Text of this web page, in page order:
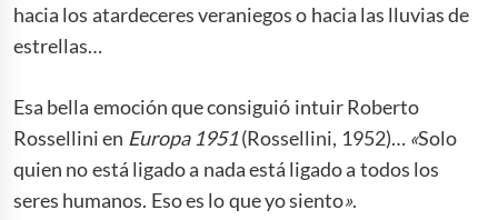
hacia los atardeceres veraniegos o hacia las lluvias de
estrellas…
Esa bella emoción que consiguió intuir Roberto
Rossellini en Europa 1951(Rossellini, 1952)… «Solo
quien no está ligado a nada está ligado a todos los
seres humanos. Eso es lo que yo siento».